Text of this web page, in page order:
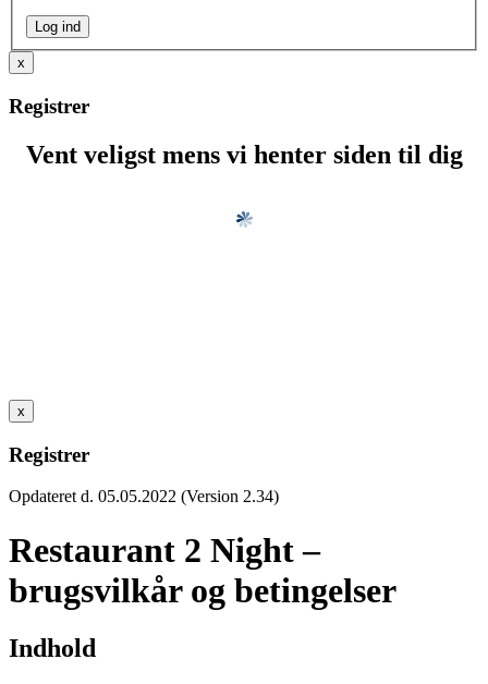
x
Registrer
Vent veligst mens vi henter siden til dig
x
Registrer
Opdateret d. 05.05.2022 (Version 2.34)
Restaurant 2 Night –
brugsvilkår og betingelser
Indhold